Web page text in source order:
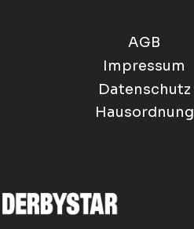
AGB
Impressum
Datenschutz
Hausordnung